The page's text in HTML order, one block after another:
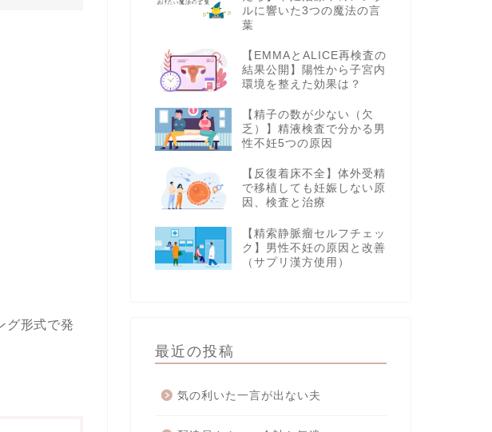
グ形式で発
ルに響いた3つの魔法の言
葉
【EMMAとALICE再検査の
結果公開】陽性から子宮内
環境を整えた効果は？
【精子の数が少ない（欠
乏）】精液検査で分かる男
性不妊5つの原因
【反復着床不全】体外受精
で移植しても妊娠しない原
因、検査と治療
【精索静脈瘤セルフチェッ
ク】男性不妊の原因と改善
（サプリ漢方使用）
最近の投稿
気の利いた一言が出ない夫